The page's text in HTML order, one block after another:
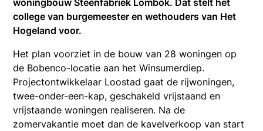
woningbouw Steenfabriek Lombok. Dat stelt het
college van burgemeester en wethouders van Het
Hogeland voor.
Het plan voorziet in de bouw van 28 woningen op
de Bobenco-locatie aan het Winsumerdiep.
Projectontwikkelaar Loostad gaat de rijwoningen,
twee-onder-een-kap, geschakeld vrijstaand en
vrijstaande woningen realiseren. Na de
zomervakantie moet dan de kavelverkoop van start